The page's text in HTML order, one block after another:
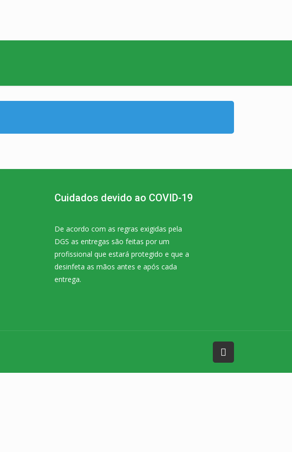
Cuidados devido ao COVID-19
De acordo com as regras exigidas pela
DGS as entregas são feitas por um
profissional que estará protegido e que a
desinfeta as mãos antes e após cada
entrega.